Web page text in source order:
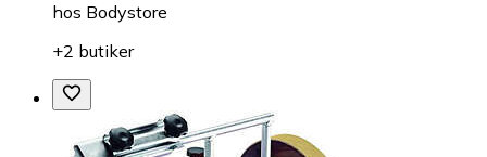
hos Bodystore
+2 butiker